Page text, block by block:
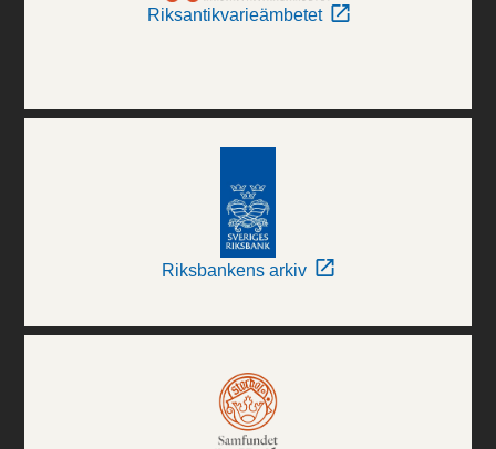
Riksantikvarieämbetet
Riksbankens arkiv